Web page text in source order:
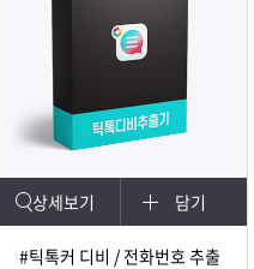
상세보기 담기
#틱톡커 디비 / 전화번호 추출